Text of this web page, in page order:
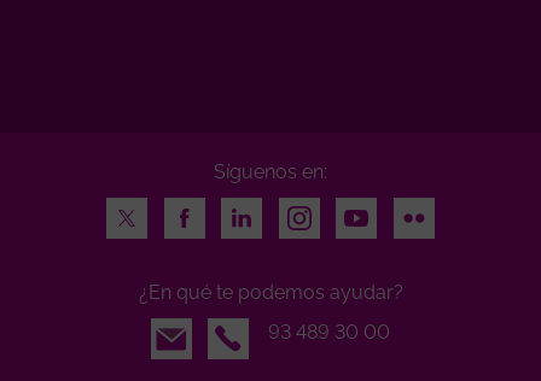
Síguenos en:
Twitter
FacebookLinkedInInstagramYoutubeFlickr
¿En qué te podemos ayudar?
Email
93 489 30 00